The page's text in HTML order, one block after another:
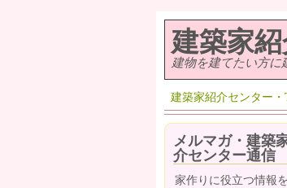
建築家
建物を建てたい方に
建築家紹介センター・
メルマガ・建築
介センター通信
家作りに役立つ情報